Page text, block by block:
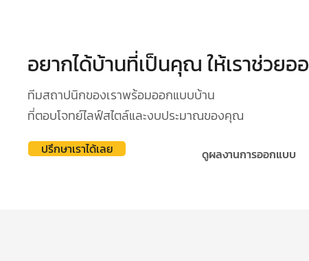
อยากได้บ้านที่เป็นคุณ ให้เราช่วยอ
ทีมสถาปนิกของเราพร้อมออกแบบบ้าน
ที่ตอบโจทย์ไลฟ์สไตล์และงบประมาณของคุณ
ปรึกษาเราได้เลย ดูผลงานการออกแบบ